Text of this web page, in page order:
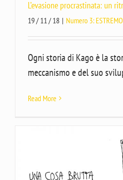
L’evasione procrastinata: un
19 / 11 / 18 | Numero 3: ESTREMO
Ogni storia di Kago è la
meccanismo e del suo
Read More